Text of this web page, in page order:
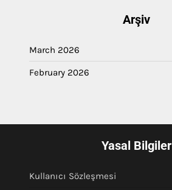
Arşiv
March 2026
February 2026
Yasal Bilgiler
Kullanıcı Sözleşmesi